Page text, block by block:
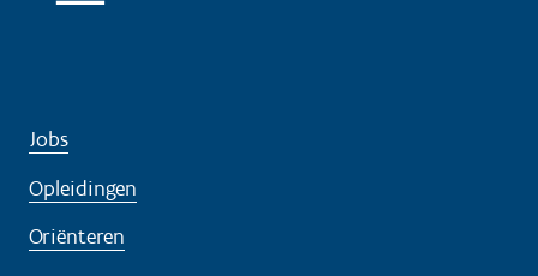
Jobs
Opleidingen
Oriënteren